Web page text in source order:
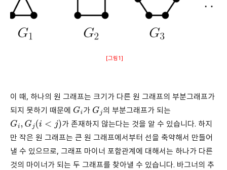
[그림1]
이 때, 하나의 원 그래프는 크기가 다른 원 그래프의 부분그래프가
되지 못하기 때문에 Gi 가 Gj 의 부분그래프가 되는
Gi,G j(i<j)
가 존재하지 않는다는 것을 알 수 있습니다. 하지
만 작은 원 그래프는 큰 원 그래프에서부터 선을 축약해서 만들어
낼 수 있으므로, 그래프 마이너 포함관계에 대해서는 하나가 다른
것의 마이너가 되는 두 그래프를 찾아낼 수 있습니다. 바그너의 추